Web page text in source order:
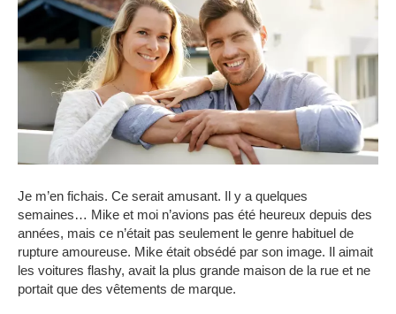
Je m’en fichais. Ce serait amusant. Il y a quelques
semaines… Mike et moi n’avions pas été heureux depuis des
années, mais ce n’était pas seulement le genre habituel de
rupture amoureuse. Mike était obsédé par son image. Il aimait
les voitures flashy, avait la plus grande maison de la rue et ne
portait que des vêtements de marque.